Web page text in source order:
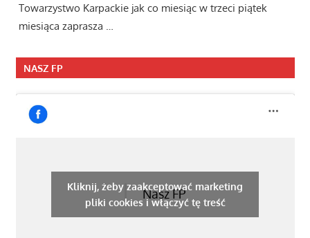
Towarzystwo Karpackie jak co miesiąc w trzeci piątek
miesiąca zaprasza …
NASZ FP
Nasz FP
Kliknij, żeby zaakceptować marketing
pliki cookies i włączyć tę treść